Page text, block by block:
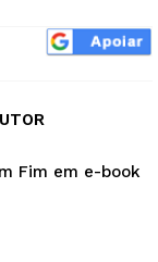
Fim em e-book